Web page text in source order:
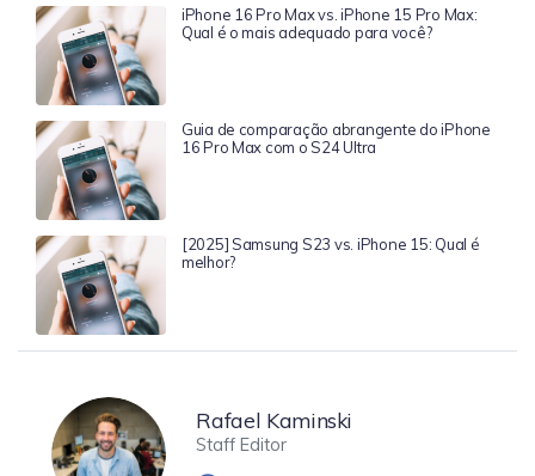
iPhone 16 Pro Max vs. iPhone 15 Pro Max:
Qual é o mais adequado para você?
Guia de comparação abrangente do iPhone
16 Pro Max com o S24 Ultra
[2025] Samsung S23 vs. iPhone 15: Qual é
melhor?
Rafael Kaminski
Staff Editor